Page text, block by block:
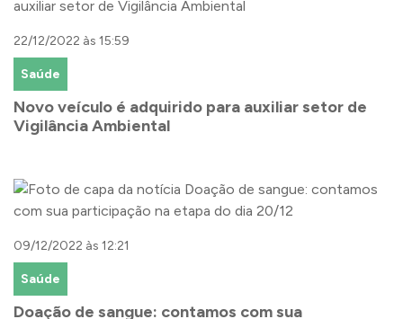
22/12/2022 às 15:59
Saúde
Novo veículo é adquirido para auxiliar setor de
Vigilância Ambiental
09/12/2022 às 12:21
Saúde
Doação de sangue: contamos com sua